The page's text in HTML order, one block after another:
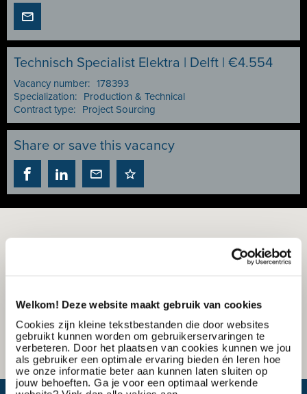
Welkom! Deze website maakt gebruik van cookies
Cookies zijn kleine tekstbestanden die door websites
gebruikt kunnen worden om gebruikerservaringen te
verbeteren. Door het plaatsen van cookies kunnen we jou
als gebruiker een optimale ervaring bieden én leren hoe
we onze informatie beter aan kunnen laten sluiten op
jouw behoeften. Ga je voor een optimaal werkende
Technisch Specialist Elektra | Delft | €4.554
Vacancy number: 178393
Specialization:
Production & Technical
Contract type:
Project Sourcing
Share or save this vacancy